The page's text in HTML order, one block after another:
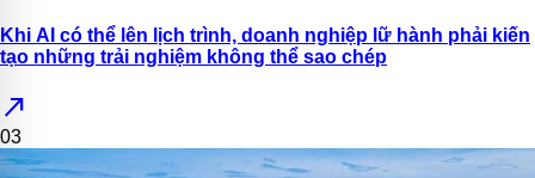
Khi AI có thể lên lịch trình, doanh nghiệp lữ hành phải kiến
tạo những trải nghiệm không thể sao chép
north_east
03